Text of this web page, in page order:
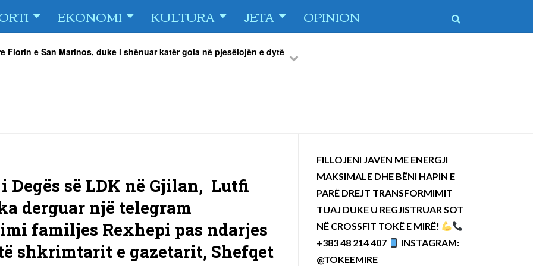
EKONOMI KULTURA JETA OPINION
Fiorin e San Marinos, duke i shënuar katër gola në pjesëlojën e dytë
Orhan Abdi -06/08/2026
këta lojtarë
PreviousNext
Degës së LDK në Gjilan, Lutfi
derguar një telegram
familjes Rexhepi pas ndarjes
shkrimtarit e gazetarit, Shefqet
FILLOJENI JAVËN ME ENERGJI
MAKSIMALE DHE BËNI HAPIN E
PARË DREJT TRANSFORMIMIT
TUAJ DUKE U REGJISTRUAR SOT
NË CROSSFIT TOKË E MIRË!
+383 48 214 407
INSTAGRAM:
@TOKEEMIRE